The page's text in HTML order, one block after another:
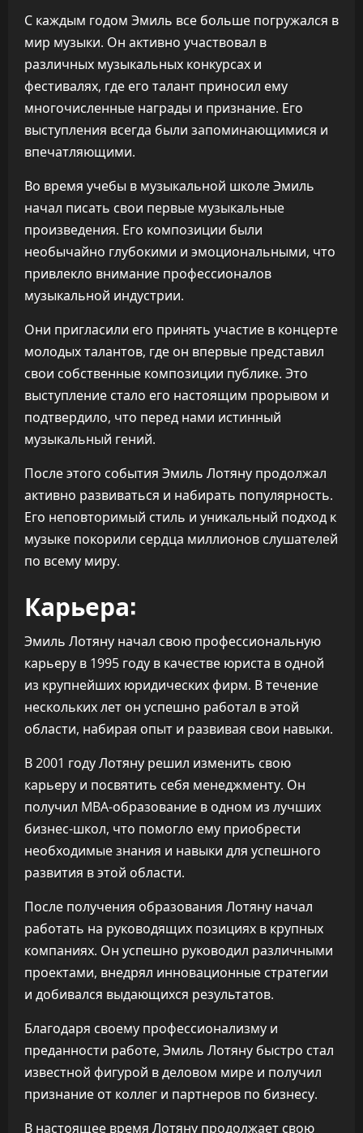
С каждым годом Эмиль все больше погружался в
мир музыки. Он активно участвовал в
различных музыкальных конкурсах и
фестивалях, где его талант приносил ему
многочисленные награды и признание. Его
выступления всегда были запоминающимися и
впечатляющими.
Во время учебы в музыкальной школе Эмиль
начал писать свои первые музыкальные
произведения. Его композиции были
необычайно глубокими и эмоциональными, что
привлекло внимание профессионалов
музыкальной индустрии.
Они пригласили его принять участие в концерте
молодых талантов, где он впервые представил
свои собственные композиции публике. Это
выступление стало его настоящим прорывом и
подтвердило, что перед нами истинный
музыкальный гений.
После этого события Эмиль Лотяну продолжал
активно развиваться и набирать популярность.
Его неповторимый стиль и уникальный подход к
музыке покорили сердца миллионов слушателей
по всему миру.
Карьера:
Эмиль Лотяну начал свою профессиональную
карьеру в 1995 году в качестве юриста в одной
из крупнейших юридических фирм. В течение
нескольких лет он успешно работал в этой
области, набирая опыт и развивая свои навыки.
В 2001 году Лотяну решил изменить свою
карьеру и посвятить себя менеджменту. Он
получил MBA-образование в одном из лучших
бизнес-школ, что помогло ему приобрести
необходимые знания и навыки для успешного
развития в этой области.
После получения образования Лотяну начал
работать на руководящих позициях в крупных
компаниях. Он успешно руководил различными
проектами, внедрял инновационные стратегии
и добивался выдающихся результатов.
Благодаря своему профессионализму и
преданности работе, Эмиль Лотяну быстро стал
известной фигурой в деловом мире и получил
признание от коллег и партнеров по бизнесу.
В настоящее время Лотяну продолжает свою